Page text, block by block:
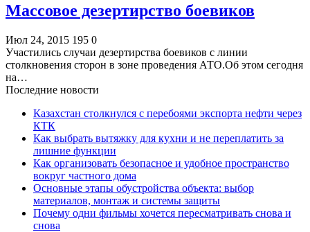
Массовое дезертирство боевиков
Июл 24, 2015 195 0
Участились случаи дезертирства боевиков с линии
столкновения сторон в зоне проведения АТО.Об этом сегодня
на…
Последние новости
Казахстан столкнулся с перебоями экспорта нефти через
КТК
Как выбрать вытяжку для кухни и не переплатить за
лишние функции
Как организовать безопасное и удобное пространство
вокруг частного дома
Основные этапы обустройства объекта: выбор
материалов, монтаж и системы защиты
Почему одни фильмы хочется пересматривать снова и
снова